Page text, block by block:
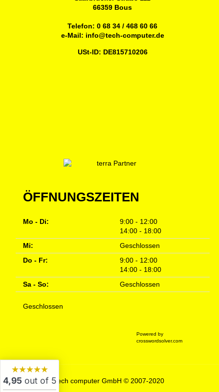
66359 Bous
Telefon:0 68 34 / 468 60 66
e-Mail: info@tech-computer.de
USt-ID: DE815710206
ÖFFNUNGSZEITEN
Mo - Di:
9:00 - 12:00
14:00 - 18:00
Mi:
Geschlossen
Do - Fr:
9:00 - 12:00
14:00 - 18:00
Sa - So:
Geschlossen
Geschlossen
Powered by
crosswordsolver.com
tech computer GmbH © 2007-2020
★★★★★
4,95 out of 5